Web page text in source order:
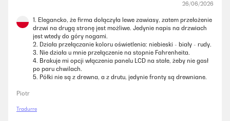
26/06/2026
1. Elegancko, że firma dołączyła lewe zawiasy, zatem przełożenie
drzwi na drugą stronę jest możliwe. Jedynie napis na drzwiach
jest wtedy do góry nogami.
2. Działa przełączanie koloru oświetlenia: niebieski - biały - rudy.
3. Nie działa u mnie przełączenie na stopnie Fahrenheita.
4. Brakuje mi opcji włączenia panelu LCD na stałe, żeby nie gasł
po paru chwilach.
5. Półki nie są z drewna, a z drutu, jedynie fronty są drewniane.
Piotr
Tradurre